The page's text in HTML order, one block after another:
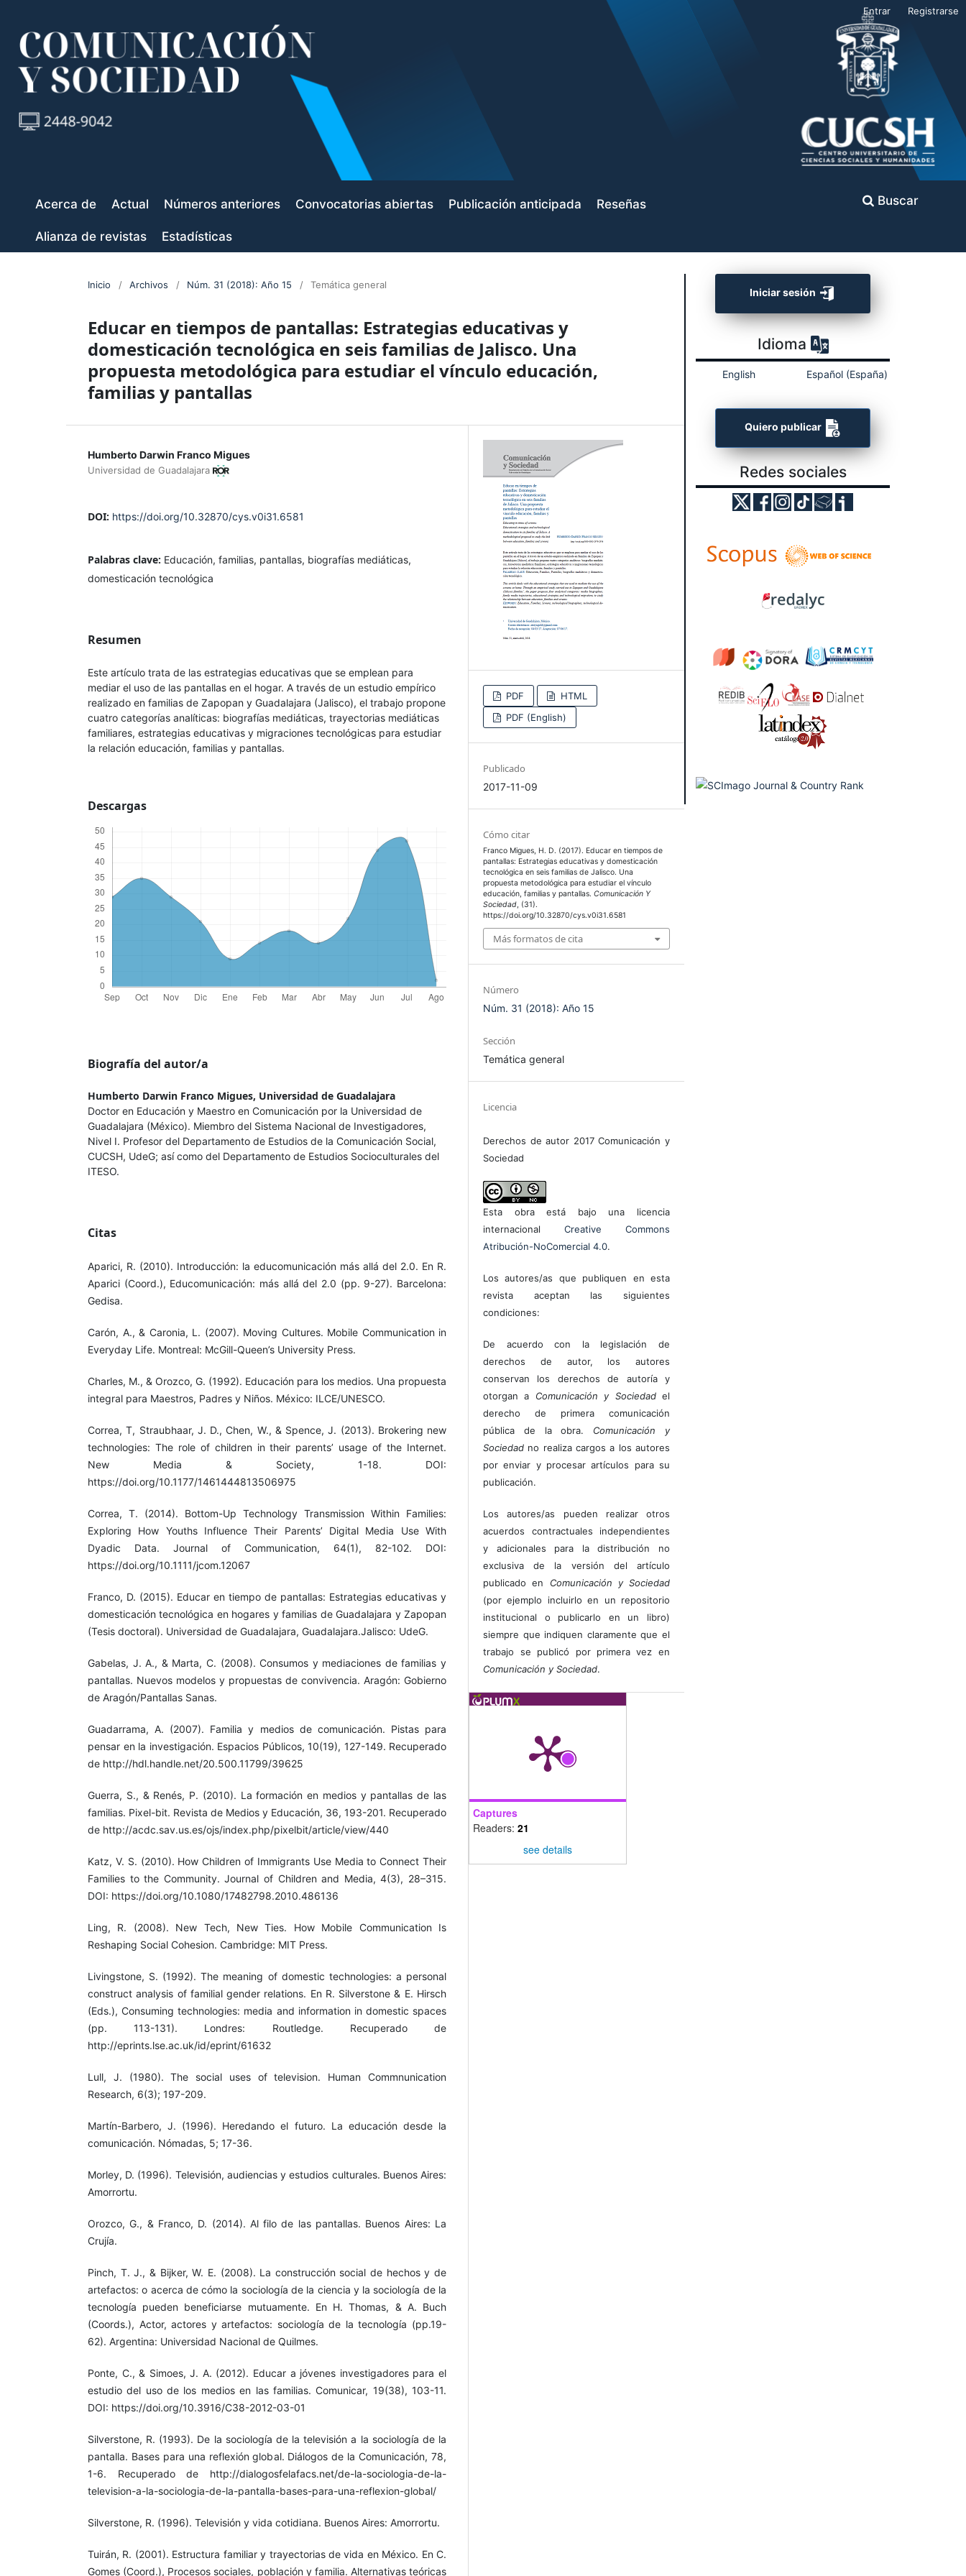
Acerca de Actual Números anteriores Convocatorias abiertas Publicación anticipada Reseñas
Alianza de revistas Estadísticas
Buscar
Entrar Registrarse
Inicio / Archivos / Núm. 31 (2018): Año 15 / Temática general
Educar en tiempos de pantallas: Estrategias educativas y
domesticación tecnológica en seis familias de Jalisco. Una
propuesta metodológica para estudiar el vínculo educación,
familias y pantallas
Humberto Darwin Franco Migues
Universidad de Guadalajara
DOI: https://doi.org/10.32870/cys.v0i31.6581
Palabras clave: Educación, familias, pantallas, biografías mediáticas,
domesticación tecnológica
Resumen
Este artículo trata de las estrategias educativas que se emplean para
mediar el uso de las pantallas en el hogar. A través de un estudio empírico
realizado en familias de Zapopan y Guadalajara (Jalisco), el trabajo propone
cuatro categorías analíticas: biografías mediáticas, trayectorias mediáticas
familiares, estrategias educativas y migraciones tecnológicas para estudiar
la relación educación, familias y pantallas.
Descargas
Biografía del autor/a
Humberto Darwin Franco Migues, Universidad de Guadalajara
Doctor en Educación y Maestro en Comunicación por la Universidad de
Guadalajara (México). Miembro del Sistema Nacional de Investigadores,
Nivel I. Profesor del Departamento de Estudios de la Comunicación Social,
CUCSH, UdeG; así como del Departamento de Estudios Socioculturales del
ITESO.
Citas
Aparici, R. (2010). Introducción: la educomunicación más allá del 2.0. En R.
Aparici (Coord.), Educomunicación: más allá del 2.0 (pp. 9-27). Barcelona:
Gedisa.
Carón, A., & Caronia, L. (2007). Moving Cultures. Mobile Communication in
Everyday Life. Montreal: McGill-Queen’s University Press.
Charles, M., & Orozco, G. (1992). Educación para los medios. Una propuesta
integral para Maestros, Padres y Niños. México: ILCE/UNESCO.
Correa, T, Straubhaar, J. D., Chen, W., & Spence, J. (2013). Brokering new
technologies: The role of children in their parents’ usage of the Internet.
New Media & Society, 1-18. DOI:
https://doi.org/10.1177/1461444813506975
Correa, T. (2014). Bottom-Up Technology Transmission Within Families:
Exploring How Youths Influence Their Parents’ Digital Media Use With
Dyadic Data. Journal of Communication, 64(1), 82-102. DOI:
https://doi.org/10.1111/jcom.12067
Franco, D. (2015). Educar en tiempo de pantallas: Estrategias educativas y
domesticación tecnológica en hogares y familias de Guadalajara y Zapopan
(Tesis doctoral). Universidad de Guadalajara, Guadalajara.Jalisco: UdeG.
Gabelas, J. A., & Marta, C. (2008). Consumos y mediaciones de familias y
pantallas. Nuevos modelos y propuestas de convivencia. Aragón: Gobierno
de Aragón/Pantallas Sanas.
Guadarrama, A. (2007). Familia y medios de comunicación. Pistas para
pensar en la investigación. Espacios Públicos, 10(19), 127-149. Recuperado
de http://hdl.handle.net/20.500.11799/39625
Guerra, S., & Renés, P. (2010). La formación en medios y pantallas de las
familias. Pixel-bit. Revista de Medios y Educación, 36, 193-201. Recuperado
de http://acdc.sav.us.es/ojs/index.php/pixelbit/article/view/440
Katz, V. S. (2010). How Children of Immigrants Use Media to Connect Their
Families to the Community. Journal of Children and Media, 4(3), 28–315.
DOI: https://doi.org/10.1080/17482798.2010.486136
Ling, R. (2008). New Tech, New Ties. How Mobile Communication Is
Reshaping Social Cohesion. Cambridge: MIT Press.
Livingstone, S. (1992). The meaning of domestic technologies: a personal
construct analysis of familial gender relations. En R. Silverstone & E. Hirsch
(Eds.), Consuming technologies: media and information in domestic spaces
(pp. 113-131). Londres: Routledge. Recuperado de
http://eprints.lse.ac.uk/id/eprint/61632
Lull, J. (1980). The social uses of television. Human Commnunication
Research, 6(3); 197-209.
Martín-Barbero, J. (1996). Heredando el futuro. La educación desde la
comunicación. Nómadas, 5; 17-36.
Morley, D. (1996). Televisión, audiencias y estudios culturales. Buenos Aires:
Amorrortu.
Orozco, G., & Franco, D. (2014). Al filo de las pantallas. Buenos Aires: La
Crujía.
Pinch, T. J., & Bijker, W. E. (2008). La construcción social de hechos y de
artefactos: o acerca de cómo la sociología de la ciencia y la sociología de la
tecnología pueden beneficiarse mutuamente. En H. Thomas, & A. Buch
(Coords.), Actor, actores y artefactos: sociología de la tecnología (pp.19-
62). Argentina: Universidad Nacional de Quilmes.
Ponte, C., & Simoes, J. A. (2012). Educar a jóvenes investigadores para el
estudio del uso de los medios en las familias. Comunicar, 19(38), 103-11.
DOI: https://doi.org/10.3916/C38-2012-03-01
Silverstone, R. (1993). De la sociología de la televisión a la sociología de la
pantalla. Bases para una reflexión global. Diálogos de la Comunicación, 78,
1-6. Recuperado de http://dialogosfelafacs.net/de-la-sociologia-de-la-
television-a-la-sociologia-de-la-pantalla-bases-para-una-reflexion-global/
Silverstone, R. (1996). Televisión y vida cotidiana. Buenos Aires: Amorrortu.
Tuirán, R. (2001). Estructura familiar y trayectorias de vida en México. En C.
Gomes (Coord.), Procesos sociales, población y familia. Alternativas teóricas
PDF
HTML
PDF (English)
Publicado
2017-11-09
Cómo citar
Franco Migues, H. D. (2017). Educar en tiempos de
pantallas: Estrategias educativas y domesticación
tecnológica en seis familias de Jalisco. Una
propuesta metodológica para estudiar el vínculo
educación, familias y pantallas.Comunicación Y
Sociedad, (31).
https://doi.org/10.32870/cys.v0i31.6581
Más formatos de cita
Número
Núm. 31 (2018): Año 15
Sección
Temática general
Licencia
Derechos de autor 2017 Comunicación y
Sociedad
Esta obra está bajo una licencia
internacional Creative Commons
Atribución-NoComercial 4.0.
Los autores/as que publiquen en esta
revista aceptan las siguientes
condiciones:
De acuerdo con la legislación de
derechos de autor, los autores
conservan los derechos de autoría y
otorgan a Comunicación y Sociedadel
derecho de primera comunicación
pública de la obra. Comunicación y
Sociedad no realiza cargos a los autores
por enviar y procesar artículos para su
publicación.
Los autores/as pueden realizar otros
acuerdos contractuales independientes
y adicionales para la distribución no
exclusiva de la versión del artículo
publicado en Comunicación y Sociedad
(por ejemplo incluirlo en un repositorio
institucional o publicarlo en un libro)
siempre que indiquen claramente que el
trabajo se publicó por primera vez en
Comunicación y Sociedad.
Captures
Readers: 21
see details
Iniciar sesión
Idioma
English Español (España)
Quiero publicar
Redes sociales